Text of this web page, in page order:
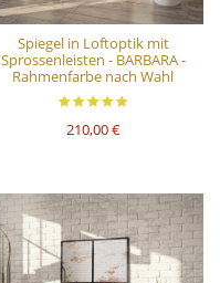
Spiegel in Loftoptik mit
Sprossenleisten - BARBARA -
Rahmenfarbe nach Wahl
210,00 €